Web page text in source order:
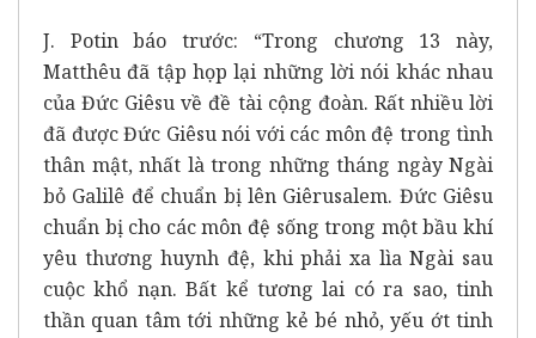
J. Potin báo trước: “Trong chương 13 này,
Matthêu đã tập họp lại những lời nói khác nhau
của Đức Giêsu về đề tài cộng đoàn. Rất nhiều lời
đã được Đức Giêsu nói với các môn đệ trong tình
thân mật, nhất là trong những tháng ngày Ngài
bỏ Galilê để chuẩn bị lên Giêrusalem. Đức Giêsu
chuẩn bị cho các môn đệ sống trong một bầu khí
yêu thương huynh đệ, khi phải xa lìa Ngài sau
cuộc khổ nạn. Bất kể tương lai có ra sao, tinh
thần quan tâm tới những kẻ bé nhỏ, yếu ớt tinh